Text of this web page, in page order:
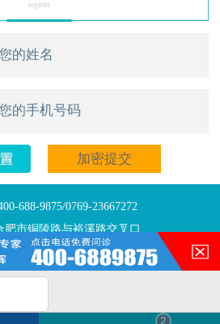
register
688-9875/0769-23667272
肥市铜陵路与裕溪路交叉口
夏白班癫疯研究院版权所有网站地图
参考，不能作为诊断及医疗依据。
2